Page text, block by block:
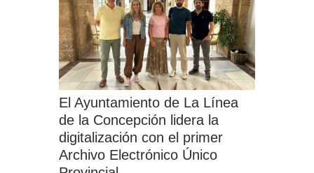
El Ministro Principal da la bienvenida a la nueva
Ministra británica para los Territorios de Ultramar
El Ayuntamiento de La Línea
de la Concepción lidera la
digitalización con el primer
Archivo Electrónico Único